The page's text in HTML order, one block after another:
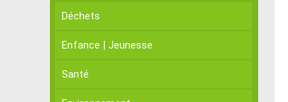
Déchets
Enfance | Jeunesse
Santé